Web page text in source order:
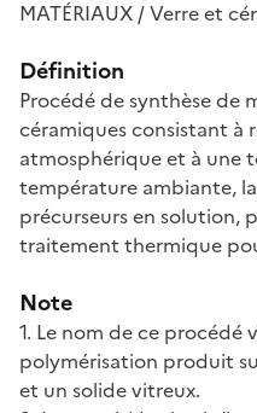
MATÉRIAUX / Verre et
Définition
Procédé de synthèse de
céramiques consistant à
atmosphérique et à une
température ambiante,
précurseurs en solution,
traitement thermique
Note
1. Le nom de ce procédé
polymérisation produit
et un solide vitreux.